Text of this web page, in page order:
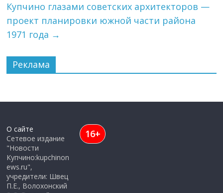
Купчино глазами советских архитекторов —
проект планировки южной части района
1971 года →
Реклама
О сайте
Сетевое издание
"Новости
Купчино:kupchinon
ews.ru",
учредители: Швец
П.Е., Волохонский
16+